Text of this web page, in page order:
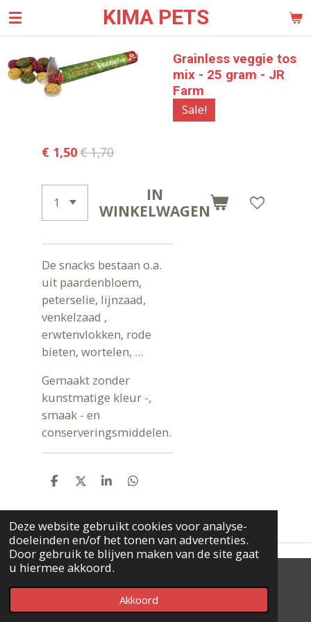
Deze website gebruikt cookies voor analyse-
doeleinden en/of het tonen van advertenties.
Door gebruik te blijven maken van de site gaat
u hiermee akkoord.
Akkoord
Ga
direct
de
hoofdinhoud
KIMA PETS
Grainless veggie tos
mix - 25 gram - JR
Farm
Sale!
€ 1,50€ 1,70
IN
WINKELWAGEN
De snacks bestaan o.a.
uit paardenbloem,
peterselie, lijnzaad,
venkelzaad ,
erwtenvlokken, rode
bieten, wortelen, ...
Gemaakt zonder
kunstmatige kleur -,
smaak - en
conserveringsmiddelen.
D
L
E
N
D
E
L
S
A
R
E
D
L
E
N